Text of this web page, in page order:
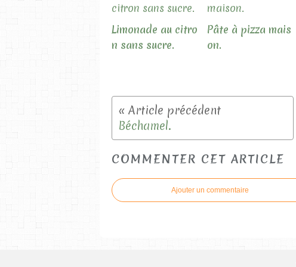
Limonade au citro
n sans sucre.
Pâte à pizza mais
on.
Béchamel.
COMMENTER CET ARTICLE
Ajouter un commentaire